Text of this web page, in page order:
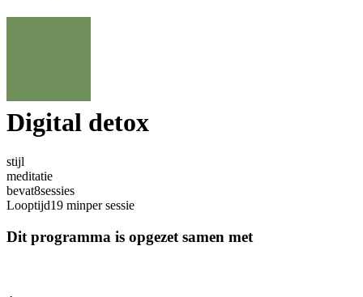
Digital detox
stijl
meditatie
bevat8sessies
Looptijd19 minper sessie
Dit programma is opgezet samen met